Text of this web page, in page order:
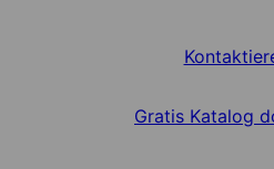
Gratis Katalog